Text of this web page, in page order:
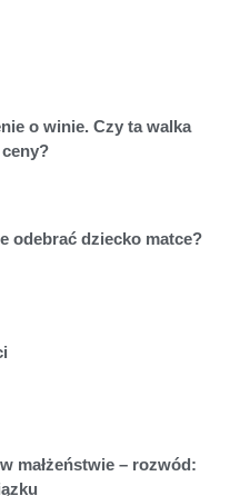
o winie. Czy ta walka
odebrać dziecko matce?
małżeństwie – rozwód: